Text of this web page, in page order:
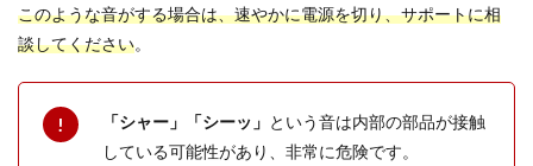
このような音がする場合は、速やかに電源を切り、サポートに相
談してください。
「シャー」「シーッ」 という音は内部の部品が接触
している可能性があり、非常に危険です。